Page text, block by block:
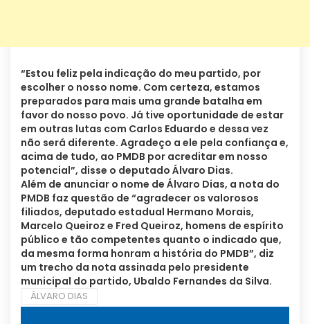
“Estou feliz pela indicação do meu partido, por
escolher o nosso nome. Com certeza, estamos
preparados para mais uma grande batalha em
favor do nosso povo. Já tive oportunidade de estar
em outras lutas com Carlos Eduardo e dessa vez
não será diferente. Agradeço a ele pela confiança e,
acima de tudo, ao PMDB por acreditar em nosso
potencial”, disse o deputado Álvaro Dias.
Além de anunciar o nome de Álvaro Dias, a nota do
PMDB faz questão de “agradecer os valorosos
filiados, deputado estadual Hermano Morais,
Marcelo Queiroz e Fred Queiroz, homens de espírito
público e tão competentes quanto o indicado que,
da mesma forma honram a história do PMDB”, diz
um trecho da nota assinada pelo presidente
municipal do partido, Ubaldo Fernandes da Silva.
ÁLVARO DIAS